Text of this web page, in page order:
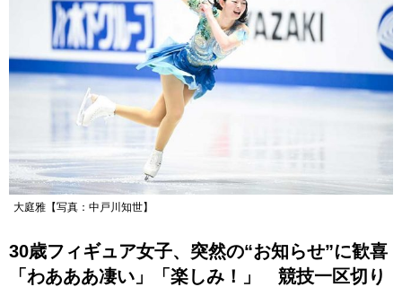
大庭雅【写真：中戸川知世】
30歳フィギュア女子、突然の“お知らせ”に歓喜
「わあああ凄い」「楽しみ！」 競技一区切り